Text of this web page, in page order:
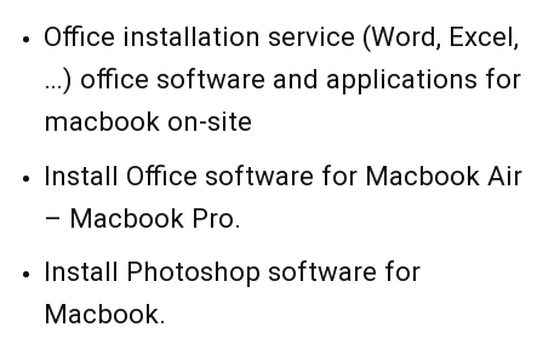
Office installation service (Word, Excel,
…) office software and applications for
macbook on-site
Install Office software for Macbook Air
– Macbook Pro.
Install Photoshop software for
Macbook.